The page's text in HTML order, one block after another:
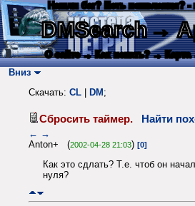
Нашли баг? Есть пожелания? -
DMSearch→
О сайте → Как искать? → Карта
Вниз
Скачать: CL DM ;
Сбросить таймер. Найти
← →
Anton+ (2002-04-28 21:03) [0]
Как это сдлать? Т.е. чтоб он
нуля?